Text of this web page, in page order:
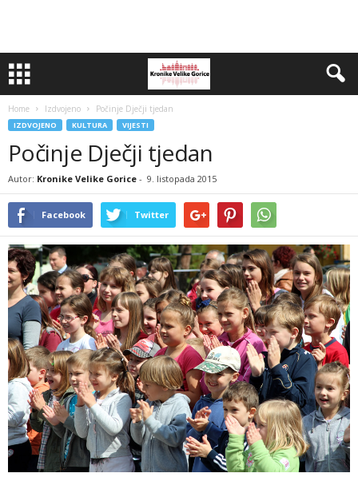
Home Izdvojeno Počinje Dječji tjedan
IZDVOJENO KULTURA VIJESTI
Počinje Dječji tjedan
Autor: Kronike Velike Gorice - 9. listopada 2015
Facebook Twitter